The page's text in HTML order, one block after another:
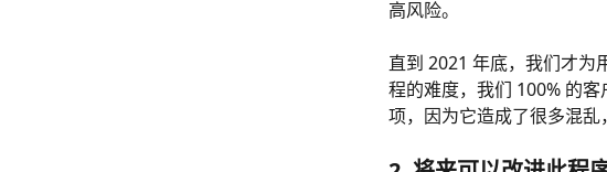
高风险。
直到 2021 年底，我们才为
程的难度，我们 100% 的
项，因为它造成了很多混乱